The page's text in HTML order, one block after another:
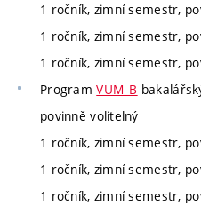
1 ročník, zimní semestr,
1 ročník, zimní semestr,
1 ročník, zimní semestr,
ProgramVUM_B
povinně volitelný
1 ročník, zimní semestr,
1 ročník, zimní semestr,
1 ročník, zimní semestr,